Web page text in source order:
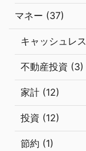
マネー (37)
キャッシュレ
不動産投資 (3)
家計 (12)
投資 (12)
節約 (1)